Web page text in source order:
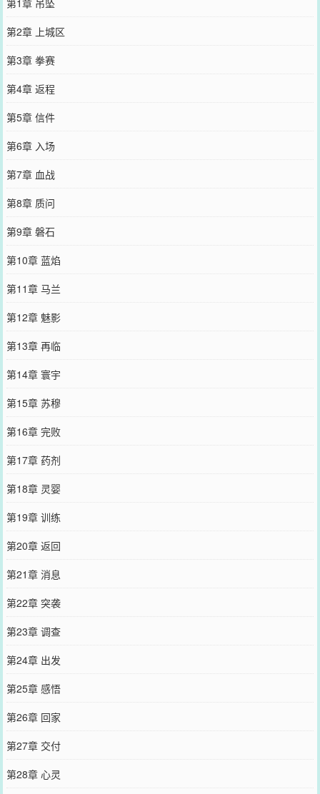
第2章 上城区
第3章 拳赛
第4章 返程
第5章 信件
第6章 入场
第7章 血战
第8章 质问
第9章 磐石
第10章 蓝焰
第11章 马兰
第12章 魅影
第13章 再临
第14章 寰宇
第15章 苏穆
第16章 完败
第17章 药剂
第18章 灵婴
第19章 训练
第20章 返回
第21章 消息
第22章 突袭
第23章 调查
第24章 出发
第25章 感悟
第26章 回家
第27章 交付
第28章 心灵